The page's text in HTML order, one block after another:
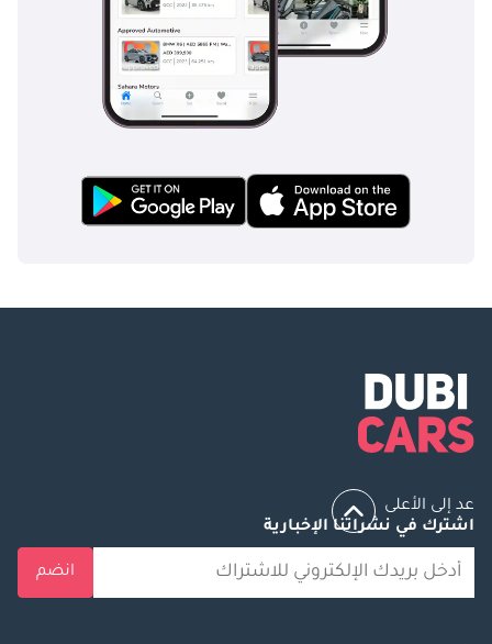
عد إلى الأعلى
اشترك في نشراتنا الإخبارية
انضم